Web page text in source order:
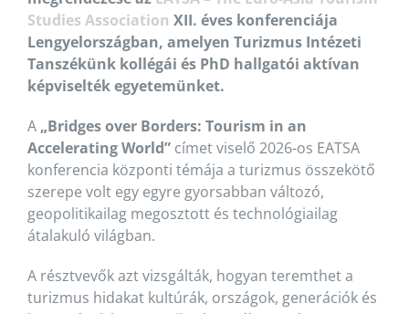
Studies Association XII. éves konferenciája
Lengyelországban, amelyen Turizmus Intézeti
Tanszékünk kollégái és PhD hallgatói aktívan
képviselték egyetemünket.
A „Bridges over Borders: Tourism in an
Accelerating World”címet viselő 2026-os EATSA
konferencia központi témája a turizmus összekötő
szerepe volt egy egyre gyorsabban változó,
geopolitikailag megosztott és technológiailag
átalakuló világban.
A résztvevők azt vizsgálták, hogyan teremthet a
turizmus hidakat kultúrák, országok, generációk és